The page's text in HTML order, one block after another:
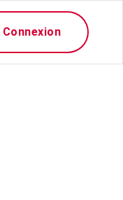
Connexion